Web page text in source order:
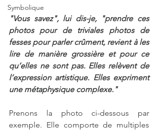
Symbolique
"Vous savez", lui dis-je, "prendre ces
photos pour de triviales photos de
fesses pour parler crûment, revient à les
lire de manière grossière et pour ce
qu’elles ne sont pas. Elles relèvent de
l’expression artistique. Elles expriment
une métaphysique complexe."
Prenons la photo ci-dessous par
exemple. Elle comporte de multiples